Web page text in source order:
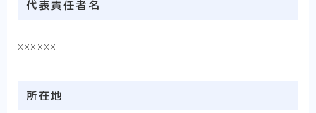
代表責任者名
xxxxxx
所在地